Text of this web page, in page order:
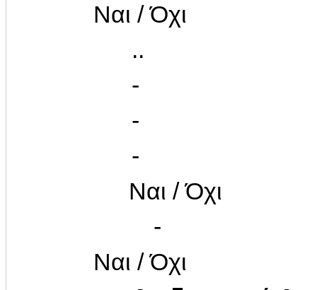
Ναι / Όχι
..
-
-
-
Ναι / Όχι
-
Ναι / Όχι